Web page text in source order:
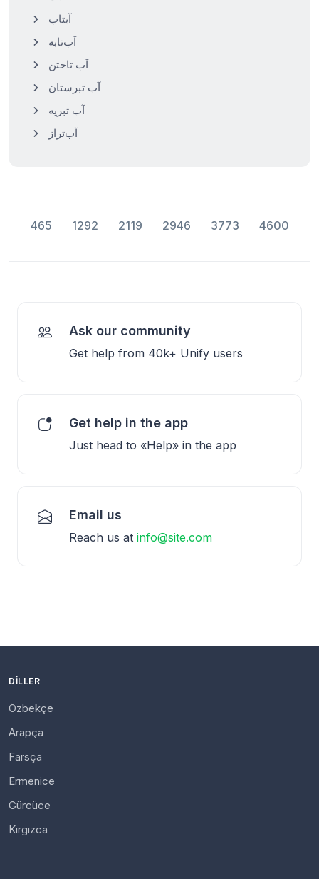
آبتاب
آب‌تابه
آب تاختن
آب تبرستان
آب تبریه
آب‌تراز
465 1292 2119 2946 3773 4600
Ask our community
Get help from 40k+ Unify users
Get help in the app
Just head to «Help» in the app
Email us
Reach us at info@site.com
DILLER
Özbekçe
Arapça
Farsça
Ermenice
Gürcüce
Kırgızca